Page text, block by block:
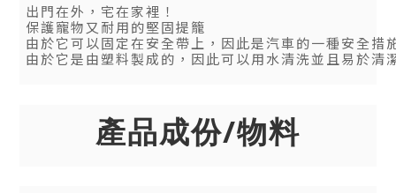
出門在外，宅在家裡！
保護寵物又耐用的堅固提籠
由於它可以固定在安全帶上，因此是汽車的一種安全措
由於它是由塑料製成的，因此可以用水清洗並且易於清
產品成份/物料